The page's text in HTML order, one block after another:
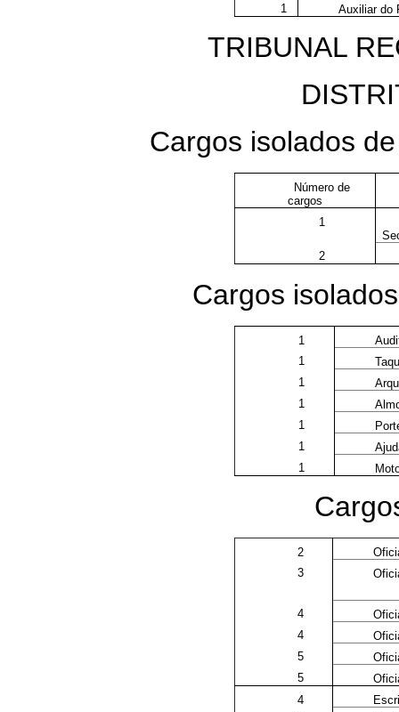
1
Auxiliar do
TRIBUNAL
Cargos isolados
Número de
cargos
1
2
Cargos
1
1
1
1
1
1
1
2
3
4
4
5
5
4